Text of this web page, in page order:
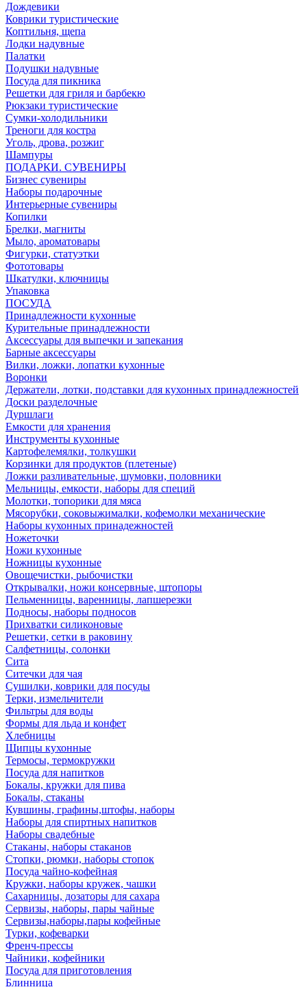
Дождевики
Коврики туристические
Коптильня, щепа
Лодки надувные
Палатки
Подушки надувные
Посуда для пикника
Решетки для гриля и барбекю
Рюкзаки туристические
Сумки-холодильники
Треноги для костра
Уголь, дрова, розжиг
Шампуры
ПОДАРКИ. СУВЕНИРЫ
Бизнес сувениры
Наборы подарочные
Интерьерные сувениры
Копилки
Брелки, магниты
Мыло, ароматовары
Фигурки, статуэтки
Фототовары
Шкатулки, ключницы
Упаковка
ПОСУДА
Принадлежности кухонные
Курительные принадлежности
Аксессуары для выпечки и запекания
Барные аксессуары
Вилки, ложки, лопатки кухонные
Воронки
Держатели, лотки, подставки для кухонных принадлежностей
Доски разделочные
Дуршлаги
Емкости для хранения
Инструменты кухонные
Картофелемялки, толкушки
Корзинки для продуктов (плетеные)
Ложки разливательные, шумовки, половники
Мельницы, емкости, наборы для специй
Молотки, топорики для мяса
Мясорубки, соковыжималки, кофемолки механические
Наборы кухонных принадежностей
Ножеточки
Ножи кухонные
Ножницы кухонные
Овощечистки, рыбочистки
Открывалки, ножи консервные, штопоры
Пельменницы, варенницы, лапшерезки
Подносы, наборы подносов
Прихватки силиконовые
Решетки, сетки в раковину
Салфетницы, солонки
Сита
Ситечки для чая
Сушилки, коврики для посуды
Терки, измельчители
Фильтры для воды
Формы для льда и конфет
Хлебницы
Щипцы кухонные
Термосы, термокружки
Посуда для напитков
Бокалы, кружки для пива
Бокалы, стаканы
Кувшины, графины,штофы, наборы
Наборы для спиртных напитков
Наборы свадебные
Стаканы, наборы стаканов
Стопки, рюмки, наборы стопок
Посуда чайно-кофейная
Кружки, наборы кружек, чашки
Сахарницы, дозаторы для сахара
Сервизы, наборы, пары чайные
Сервизы,наборы,пары кофейные
Турки, кофеварки
Френч-прессы
Чайники, кофейники
Посуда для приготовления
Блинница